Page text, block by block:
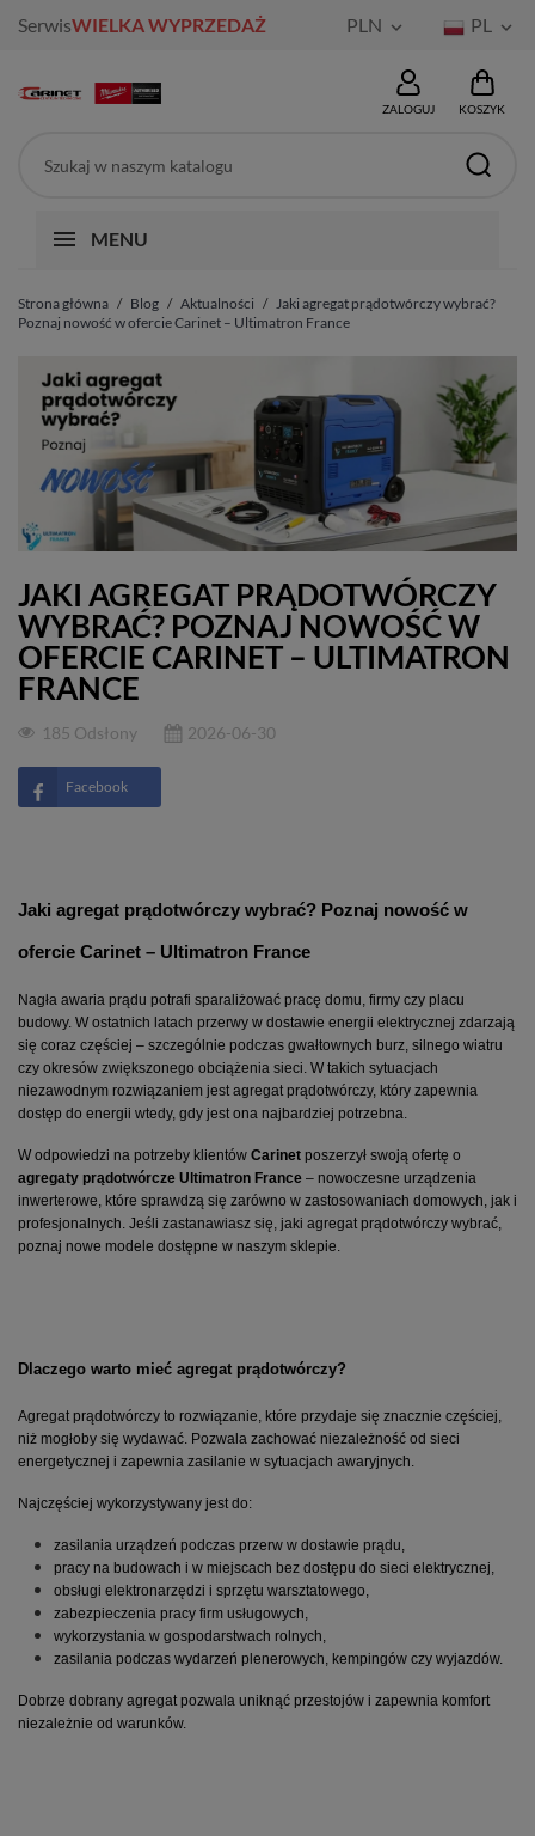
SerwisWIELKA WYPRZEDAŻ PLN  PL 
ZALOGUJ KOSZYK
MENU
Strona główna Blog Aktualności
Jaki agregat prądotwórczy wybrać?
Poznaj nowość w ofercie Carinet – Ultimatron France
JAKI AGREGAT PRĄDOTWÓRCZY
WYBRAĆ? POZNAJ NOWOŚĆ W
OFERCIE CARINET – ULTIMATRON
FRANCE
185 Odsłony 2026-06-30
Facebook
Jaki agregat prądotwórczy wybrać? Poznaj nowość w
ofercie Carinet – Ultimatron France
Nagła awaria prądu potrafi sparaliżować pracę domu, firmy czy placu
budowy. W ostatnich latach przerwy w dostawie energii elektrycznej zdarzają
się coraz częściej – szczególnie podczas gwałtownych burz, silnego wiatru
czy okresów zwiększonego obciążenia sieci. W takich sytuacjach
niezawodnym rozwiązaniem jest agregat prądotwórczy, który zapewnia
dostęp do energii wtedy, gdy jest ona najbardziej potrzebna.
W odpowiedzi na potrzeby klientów Carinet
agregaty prądotwórcze Ultimatron France – nowoczesne urządzenia
inwerterowe, które sprawdzą się zarówno w zastosowaniach domowych, jak i
profesjonalnych. Jeśli zastanawiasz się, jaki agregat prądotwórczy wybrać,
poznaj nowe modele dostępne w naszym sklepie.
Dlaczego warto mieć agregat prądotwórczy?
Agregat prądotwórczy to rozwiązanie, które przydaje się znacznie częściej,
niż mogłoby się wydawać. Pozwala zachować niezależność od sieci
energetycznej i zapewnia zasilanie w sytuacjach awaryjnych.
Najczęściej wykorzystywany jest do:
zasilania urządzeń podczas przerw w dostawie prądu,
pracy na budowach i w miejscach bez dostępu do sieci elektrycznej,
obsługi elektronarzędzi i sprzętu warsztatowego,
zabezpieczenia pracy firm usługowych,
wykorzystania w gospodarstwach rolnych,
zasilania podczas wydarzeń plenerowych, kempingów czy wyjazdów.
Dobrze dobrany agregat pozwala uniknąć przestojów i zapewnia komfort
niezależnie od warunków.